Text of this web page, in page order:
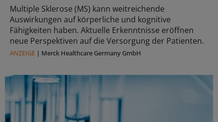
Multiple Sklerose (MS) kann weitreichende
Auswirkungen auf körperliche und kognitive
Fähigkeiten haben. Aktuelle Erkenntnisse eröffnen
neue Perspektiven auf die Versorgung der Patienten.
ANZEIGE | Merck Healthcare Germany GmbH